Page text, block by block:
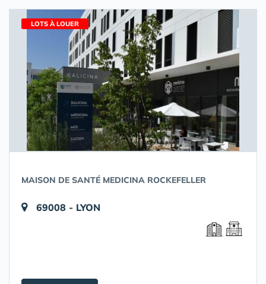
LOTS À LOUER
MAISON DE SANTÉ MEDICINA ROCKEFELLER
69008 - LYON